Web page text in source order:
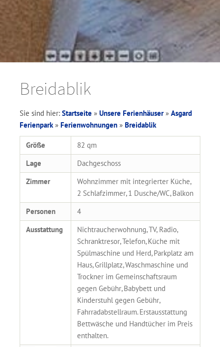
Breidablik
Sie sind hier: Startseite » Unsere Ferienhäuser» Asgard
Ferienpark» Ferienwohnungen » Breidablik
Größe
82 qm
Lage
Dachgeschoss
Zimmer
Wohnzimmer mit integrierter Küche,
2 Schlafzimmer, 1 Dusche/WC, Balkon
Personen
4
Ausstattung
Nichtraucherwohnung, TV, Radio,
Schranktresor, Telefon, Küche mit
Spülmaschine und Herd, Parkplatz am
Haus, Grillplatz, Waschmaschine und
Trockner im Gemeinschaftsraum
gegen Gebühr, Babybett und
Kinderstuhl gegen Gebühr,
Fahrradabstellraum. Erstausstattung
Bettwäsche und Handtücher im Preis
enthalten.